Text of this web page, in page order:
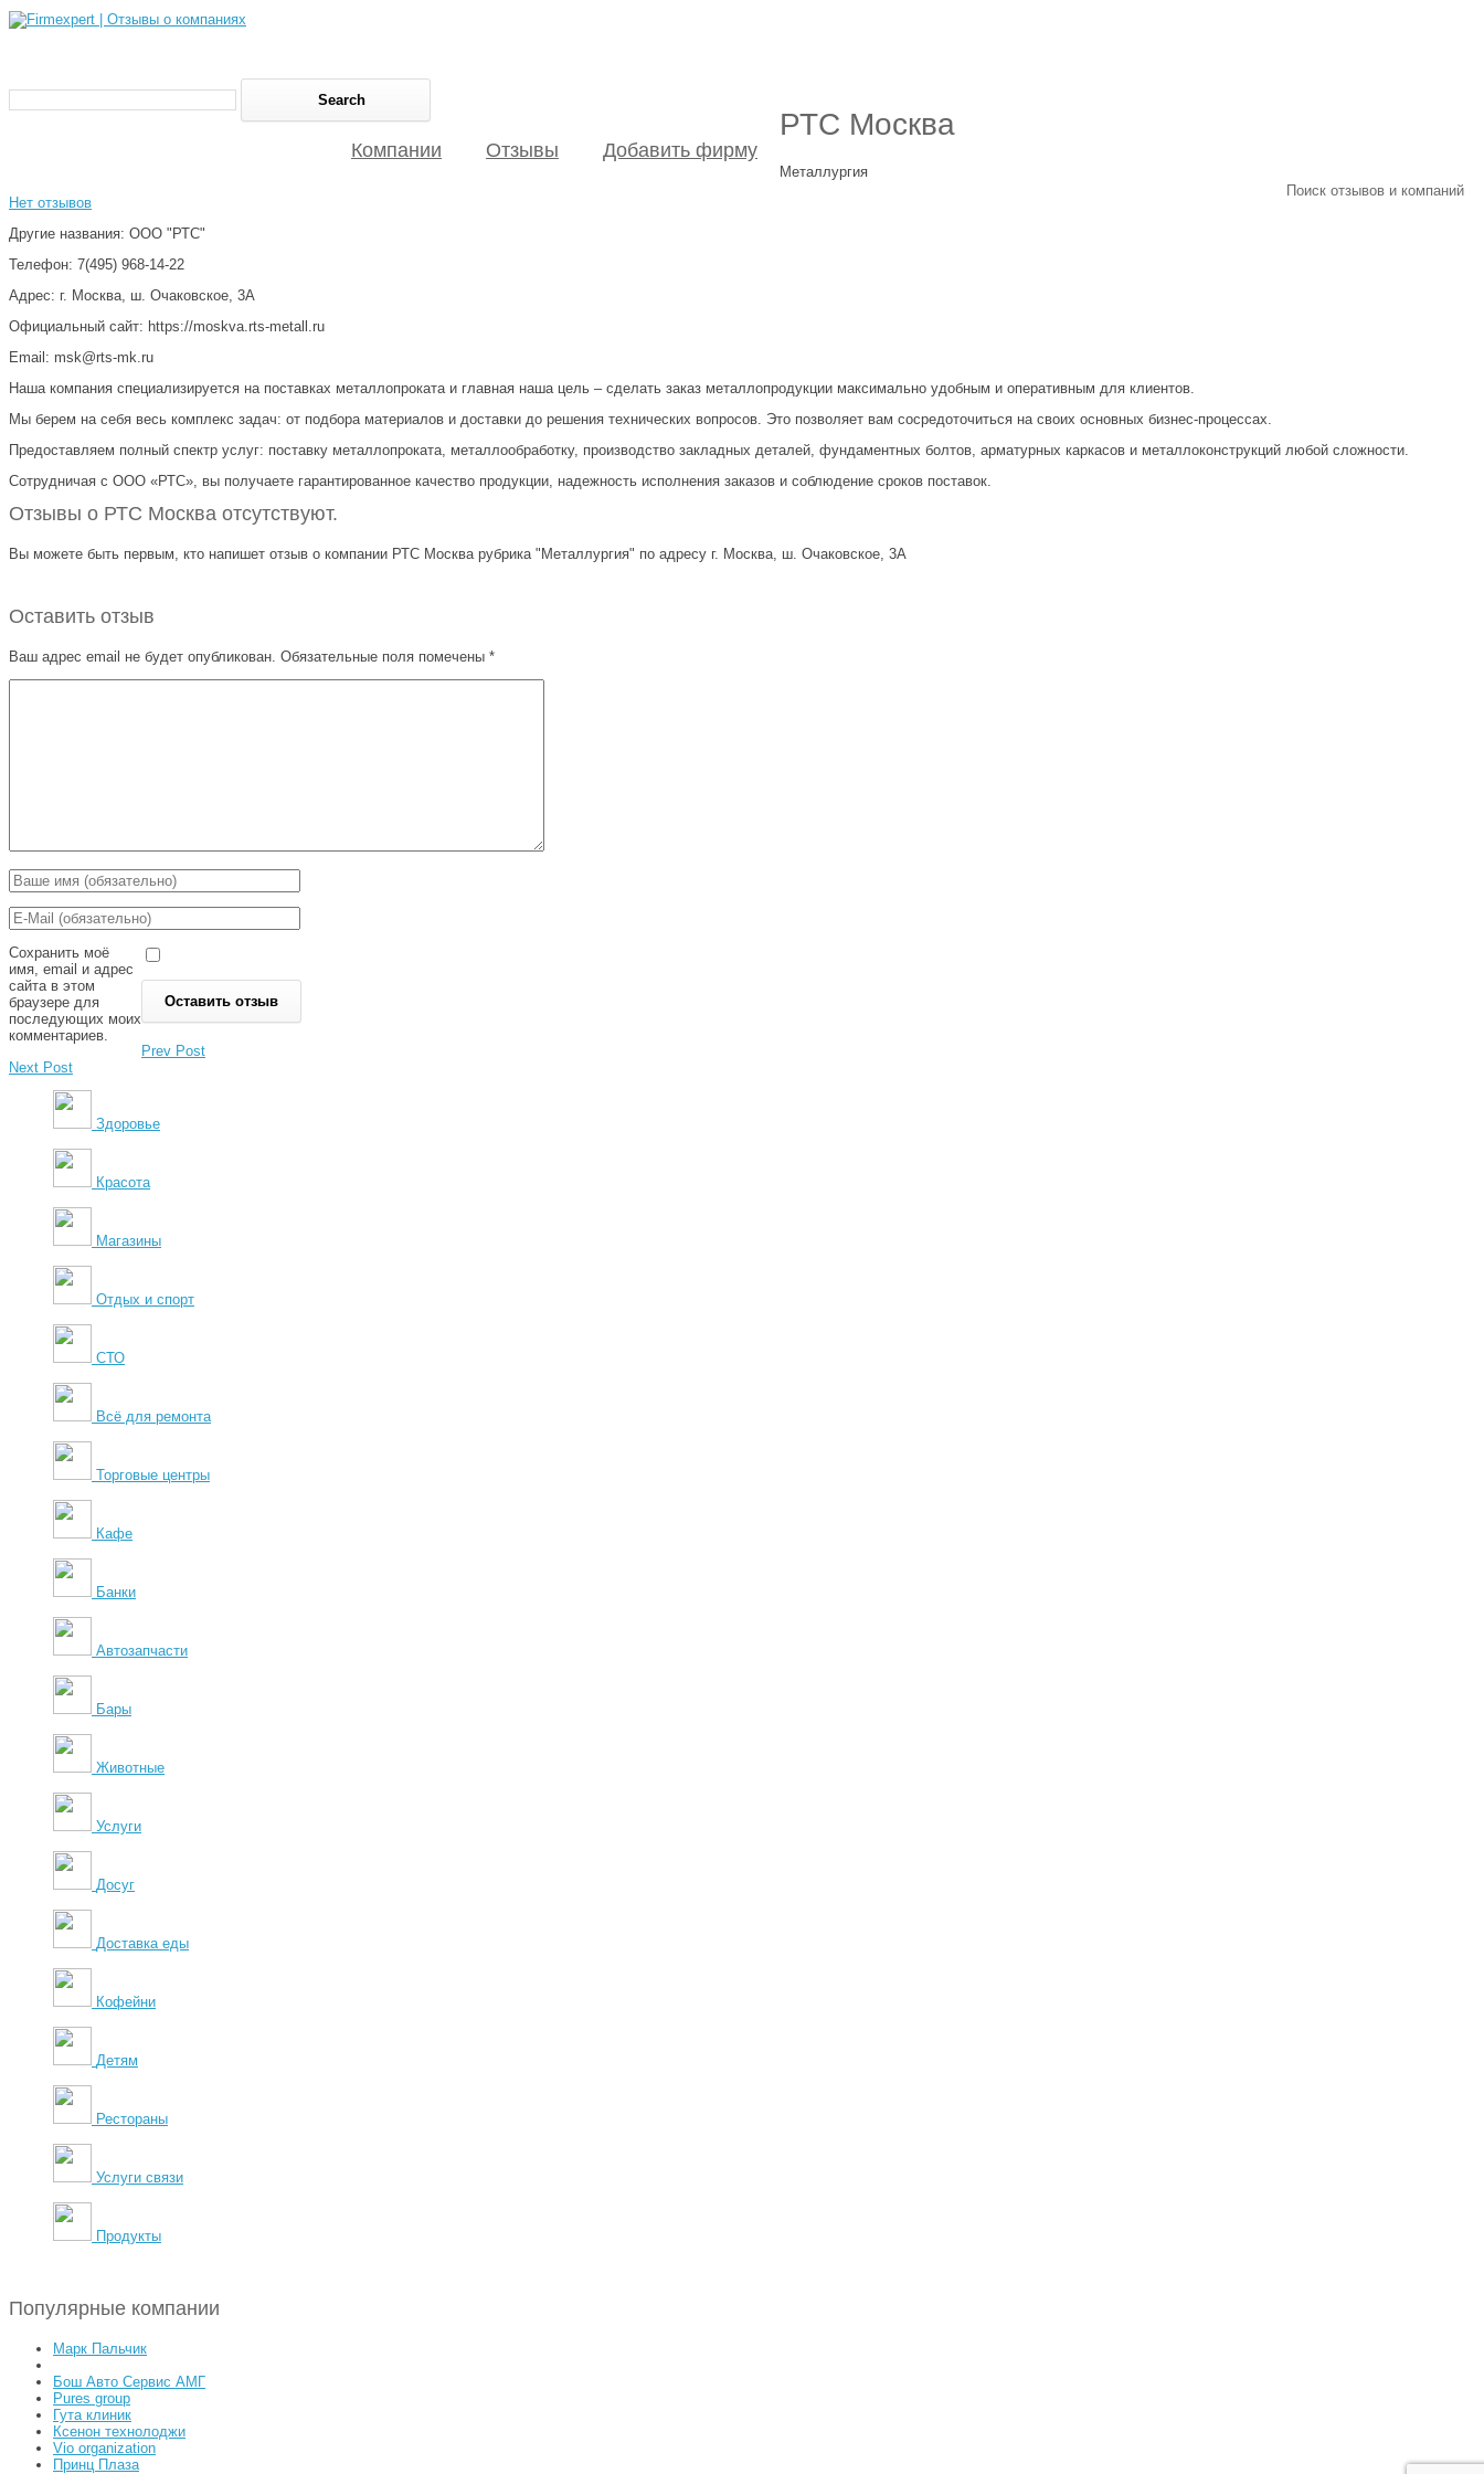
Поиск отзывов и компаний
Компании Отзывы Добавить фирму
РТС Москва
Металлургия
Нет отзывов
Другие названия: ООО "РТС"
Телефон: 7(495) 968-14-22
Адрес: г. Москва, ш. Очаковское, 3А
Официальный сайт: https://moskva.rts-metall.ru
Email: msk@rts-mk.ru
Наша компания специализируется на поставках металлопроката и главная наша цель – сделать заказ металлопродукции максимально удобным и оперативным для клиентов.
Мы берем на себя весь комплекс задач: от подбора материалов и доставки до решения технических вопросов. Это позволяет вам сосредоточиться на своих основных бизнес-процессах.
Предоставляем полный спектр услуг: поставку металлопроката, металлообработку, производство закладных деталей, фундаментных болтов, арматурных каркасов и металлоконструкций любой сложности.
Сотрудничая с ООО «РТС», вы получаете гарантированное качество продукции, надежность исполнения заказов и соблюдение сроков поставок.
Отзывы о РТС Москва отсутствуют.
Вы можете быть первым, кто напишет отзыв о компании РТС Москва рубрика "Металлургия" по адресу г. Москва, ш. Очаковское, 3А
Оставить отзыв
Ваш адрес email не будет опубликован. Обязательные поля помечены *
Сохранить моё
имя, email и адрес
сайта в этом
браузере для
последующих моих
комментариев.
Prev Post
Next Post
Здоровье
Красота
Магазины
Отдых и спорт
СТО
Всё для ремонта
Торговые центры
Кафе
Банки
Автозапчасти
Бары
Животные
Услуги
Досуг
Доставка еды
Кофейни
Детям
Рестораны
Услуги связи
Продукты
Популярные компании
Марк Пальчик
Бош Авто Сервис АМГ
Pures group
Гута клиник
Ксенон технолоджи
Vio organization
Принц Плаза